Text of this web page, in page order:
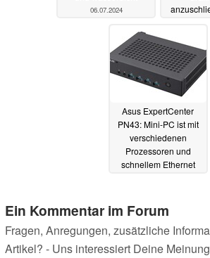
06.07.2024
Asus ExpertCenter
PN43: Mini-PC ist mit
verschiedenen
Prozessoren und
schnellem Ethernet
Ein Kommentar im Forum
Fragen, Anregungen, zusätzliche
Artikel? - Uns interessiert Deine